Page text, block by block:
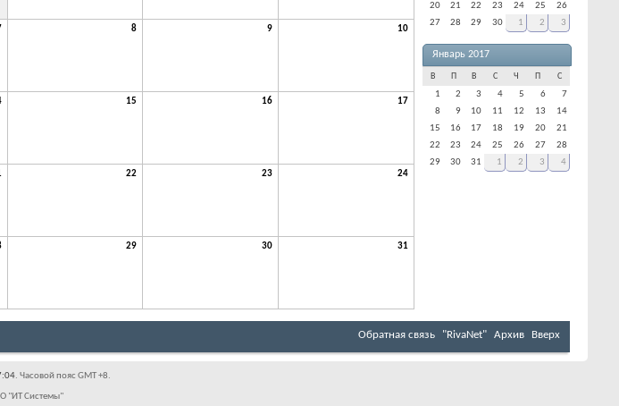
8 9 10
15 16 17
22 23 24
29 30 31
20
21 22 23 24 25
26
27
28 29 30 1 2 3
Январь 2017
В В С Ч С
1 2 3 4 5 6
7
8
9 10 11 12 13
14
15
16 17 18 19 20
21
22
23 24 25 26 27
28
29
30 31 1 2 3 4
Обратная связь "RivaNet" Архив Вверх
. Часовой пояс GMT +8.
"ИТ Системы"